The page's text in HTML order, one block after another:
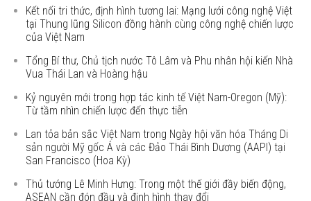
Kết nối tri thức, định hình tương lai: Mạng lưới công nghệ Việt
tại Thung lũng Silicon đồng hành cùng công nghệ chiến lược
của Việt Nam
Tổng Bí thư, Chủ tịch nước Tô Lâm và Phu nhân hội kiến Nhà
Vua Thái Lan và Hoàng hậu
Kỷ nguyên mới trong hợp tác kinh tế Việt Nam-Oregon (Mỹ):
Từ tầm nhìn chiến lược đến thực tiễn
Lan tỏa bản sắc Việt Nam trong Ngày hội văn hóa Tháng Di
sản người Mỹ gốc Á và các Đảo Thái Bình Dương (AAPI) tại
San Francisco (Hoa Kỳ)
Thủ tướng Lê Minh Hưng: Trong một thế giới đầy biến động,
ASEAN cần đón đầu và định hình thay đổi